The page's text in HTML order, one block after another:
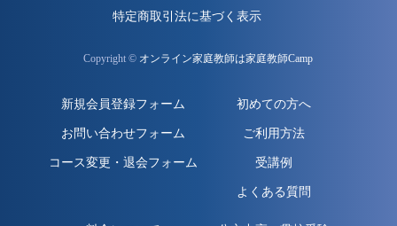
特定商取引法に基づく表示
Copyright © オンライン家庭教師は家庭教師Camp
新規会員登録フォーム
お問い合わせフォーム
コース変更・退会フォーム
初めての方へ
ご利用方法
受講例
よくある質問